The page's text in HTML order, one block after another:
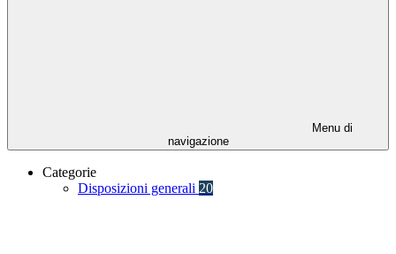
Menu di
navigazione
Categorie
Disposizioni generali 20